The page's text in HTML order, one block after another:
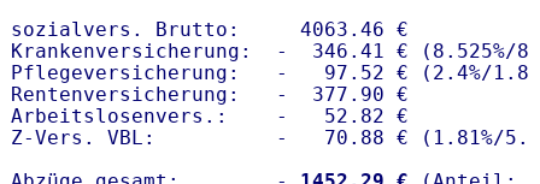
sozialvers. Brutto:     4063.46 €
Krankenversicherung:  -  346.41 € (8.525%/
Pflegeversicherung:   -   97.52 € (2.4%/
Rentenversicherung:   -  377.90 €
Arbeitslosenvers.:    -   52.82 €
Z-Vers. VBL:          -   70.88 € ( 1.81%/